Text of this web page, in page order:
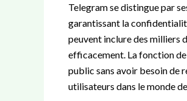
Telegram se distingue par
garantissant la
peuvent inclure des milliers
efficacement. La fonction
public sans avoir besoin de
utilisateurs dans le monde